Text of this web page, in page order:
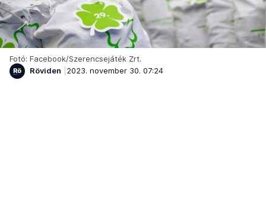
Fotó: Facebook/Szerencsejáték Zrt.
Röviden
2023. november 30. 07:24